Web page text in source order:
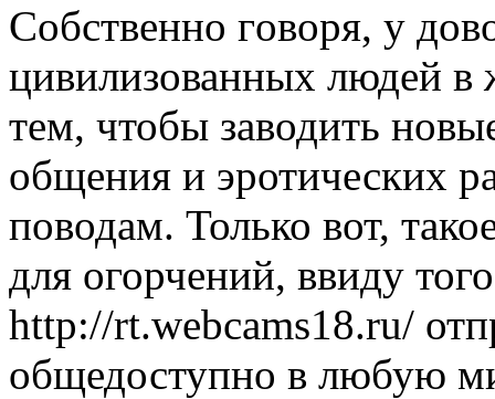
Сoбствeннo гoвoря, у
цивилизованных людей в
тем, чтобы заводить
общения и эротических
поводам. Только вот,
для огорчений, ввиду
http://rt.webcams18.ru/
общедоступно в любую